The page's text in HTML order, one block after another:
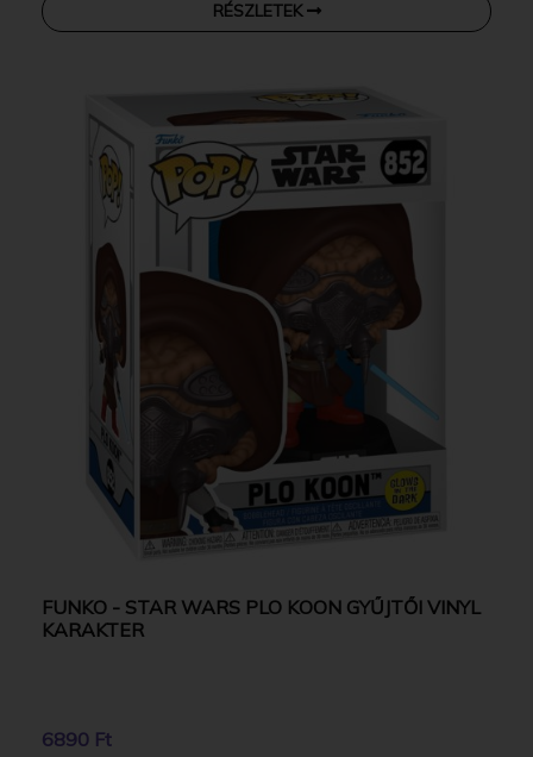
RÉSZLETEK
FUNKO - STAR WARS PLO KOON GYŰJTŐI VINYL
KARAKTER
6890 Ft